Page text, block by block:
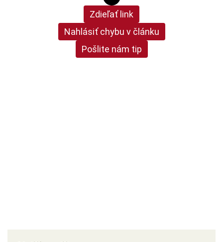
Zdieľať link
Nahlásiť chybu v článku
Pošlite nám tip